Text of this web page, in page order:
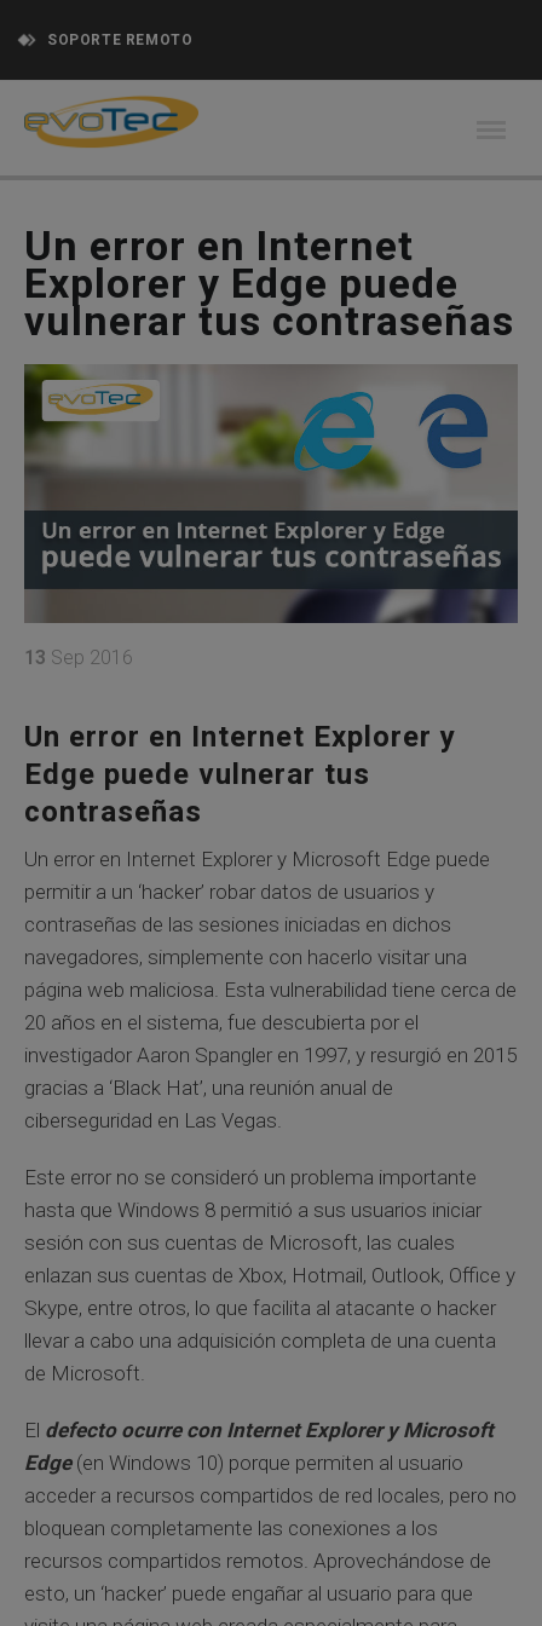
SOPORTE REMOTO
Un error en Internet
Explorer y Edge puede
vulnerar tus contraseñas
13 Sep 2016
Un error en Internet Explorer y
Edge puede vulnerar tus
contraseñas
Un error en Internet Explorer y Microsoft Edge puede
permitir a un ‘hacker’ robar datos de usuarios y
contraseñas de las sesiones iniciadas en dichos
navegadores, simplemente con hacerlo visitar una
página web maliciosa. Esta vulnerabilidad tiene cerca de
20 años en el sistema, fue descubierta por el
investigador Aaron Spangler en 1997, y resurgió en 2015
gracias a ‘Black Hat’, una reunión anual de
ciberseguridad en Las Vegas.
Este error no se consideró un problema importante
hasta que Windows 8 permitió a sus usuarios iniciar
sesión con sus cuentas de Microsoft, las cuales
enlazan sus cuentas de Xbox, Hotmail, Outlook, Office y
Skype, entre otros, lo que facilita al atacante o hacker
llevar a cabo una adquisición completa de una cuenta
de Microsoft.
El defecto ocurre con Internet Explorer y Microsoft
Edge (en Windows 10) porque permiten al usuario
acceder a recursos compartidos de red locales, pero no
bloquean completamente las conexiones a los
recursos compartidos remotos. Aprovechándose de
esto, un ‘hacker’ puede engañar al usuario para que